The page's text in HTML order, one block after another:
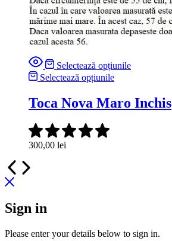
Selectează opțiunile
Selectează opțiunile
Toca Nova Maro Inchis
300,00 lei
Sign in
Please enter your details below to sign in.